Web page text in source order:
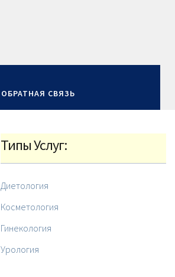
ОБРАТНАЯ СВЯЗЬ
Типы Услуг:
Диетология
Косметология
Гинекология
Урология